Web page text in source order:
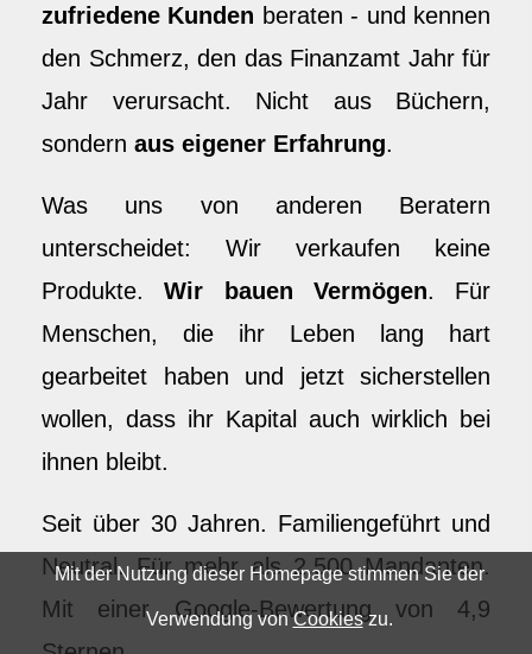
zufriedene Kunden beraten - und kennen
den Schmerz, den das Finanzamt Jahr für
Jahr verursacht. Nicht aus Büchern,
sondern aus eigener Erfahrung.
Was uns von anderen Beratern
unterscheidet: Wir verkaufen keine
Produkte.Wir bauen Vermögen. Für
Menschen, die ihr Leben lang hart
gearbeitet haben und jetzt sicherstellen
wollen, dass ihr Kapital auch wirklich bei
ihnen bleibt.
Seit über 30 Jahren. Familiengeführt und
Neutral. Für mehr als 2.500 Mandanten.
Mit einer Google-Bewertung von 4,9
Mit der Nutzung dieser Homepage stimmen Sie der
Verwendung vonCookieszu.